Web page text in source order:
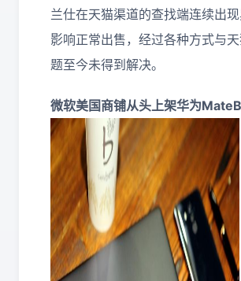
兰仕在天猫渠道的查找端连续出
影响正常出售，经过各种方式与
题至今未得到解决。
微软美国商铺从头上架华为